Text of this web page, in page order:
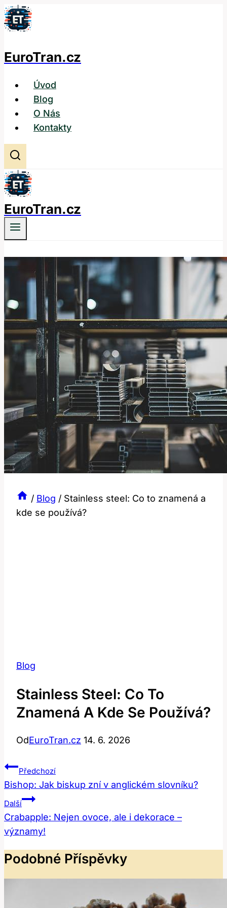
Přeskočit
na
EuroTran.cz
Úvod
Blog
O Nás
Kontakty
EuroTran.cz
/ Blog / Stainless steel: Co to znamená a
kde se používá?
Blog
Stainless Steel: Co To
Znamená A Kde Se Používá?
OdEuroTran.cz 14. 6. 2026
Navigace
Pro
Příspěvek
Předchozí
Bishop: Jak biskup zní v anglickém slovníku?
Další
Crabapple: Nejen ovoce, ale i dekorace –
významy!
Podobné Příspěvky